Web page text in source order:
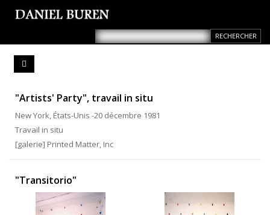
"Artists' Party", travail in situ
New York, États-Unis -20 décembre 1981
Travail in situ
[galerie] Printed Matter, Inc
"Transitorio"